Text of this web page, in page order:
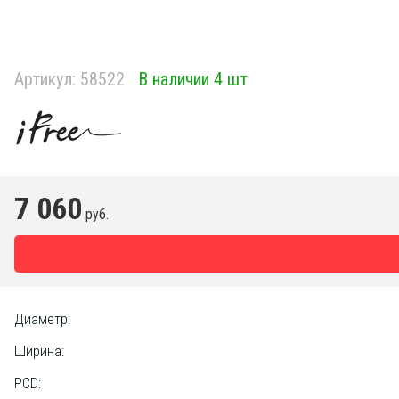
Артикул: 58522 В наличии 4 шт
7 060 руб.
Диаметр:
Ширина:
PCD: